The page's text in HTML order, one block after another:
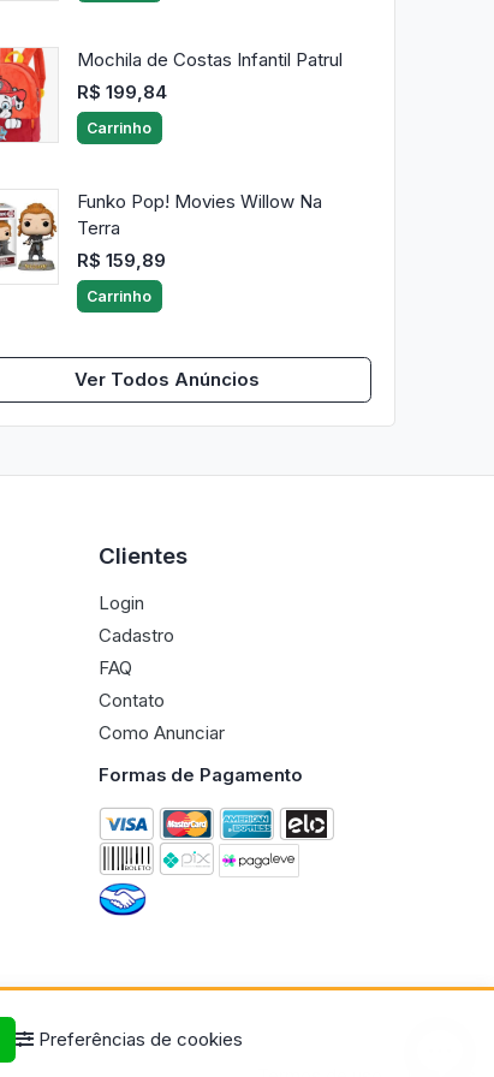
Mochila de Costas Infantil Patrul
R$ 199,84
Carrinho
Funko Pop! Movies Willow Na
Terra
R$ 159,89
Carrinho
Ver Todos Anúncios
Preferências de cookies
Clientes
Login
Cadastro
FAQ
Contato
Como Anunciar
Formas de Pagamento